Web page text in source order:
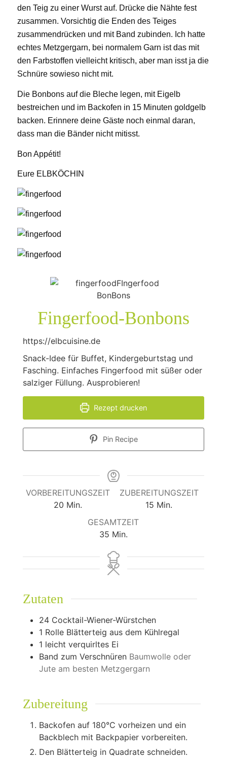
den Teig zu einer Wurst auf. Drücke die Nähte fest
zusammen. Vorsichtig die Enden des Teiges
zusammendrücken und mit Band zubinden. Ich hatte
echtes Metzgergarn, bei normalem Garn ist das mit
den Farbstoffen vielleicht kritisch, aber man isst ja die
Schnüre sowieso nicht mit.
Die Bonbons auf die Bleche legen, mit Eigelb
bestreichen und im Backofen in 15 Minuten goldgelb
backen. Erinnere deine Gäste noch einmal daran,
dass man die Bänder nicht mitisst.
Bon Appétit!
Eure ELBKÖCHIN
Fingerfood-Bonbons
https://elbcuisine.de
Snack-Idee für Buffet, Kindergeburtstag und
Fasching. Einfaches Fingerfood mit süßer oder
salziger Füllung. Ausprobieren!
Rezept drucken
Pin Recipe
VORBEREITUNGSZEIT
20 Minuten
Min.
ZUBEREITUNGSZEIT
15 Minuten
Min.
GESAMTZEIT
35Minuten
Min.
Zutaten
24 Cocktail-Wiener-Würstchen
1 Rolle Blätterteig aus dem Kühlregal
1 leicht verquirltes Ei
Band zum Verschnüren Baumwolle oder
Jute am besten Metzgergarn
Zubereitung
Backofen auf 180°C vorheizen und ein
Backblech mit Backpapier vorbereiten.
Den Blätterteig in Quadrate schneiden.